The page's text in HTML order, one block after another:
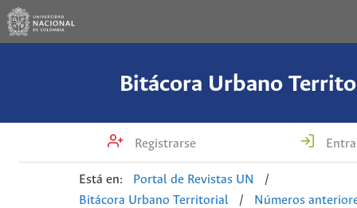
Bitácora Urbano
Registrarse
Está en: Portal de Revistas UN
/
Bitácora Urbano Territorial
/
Números